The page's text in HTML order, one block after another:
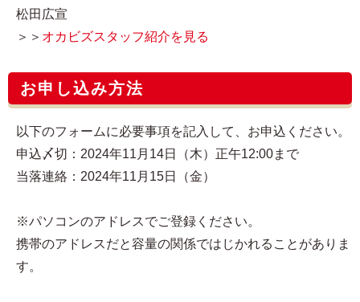
松田広宣
＞＞ オカビズスタッフ紹介を見る
お申し込み方法
以下のフォームに必要事項を記入して、お申込ください。
申込〆切：2024年11月14日（木）正午12:00まで
当落連絡：2024年11月15日（金）
※パソコンのアドレスでご登録ください。
携帯のアドレスだと容量の関係ではじかれることがありま
す。